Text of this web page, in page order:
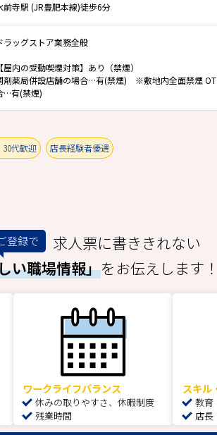
前寺駅 (JR豊肥本線)徒歩6分
ラッグストア業務全般
【屋内の受動喫煙対策】あり（禁煙）
剤薬局併設店舗の場合…有(禁煙) ※敷地内全面禁煙
…有(禁煙)
30代歓迎 店長経験者優遇
登録で
求人票に書ききれない
い職場情報」をお伝えします！
ワークライフバランス
休みの取りやすさ、休暇制度
残業時間
スキル
教育
店長